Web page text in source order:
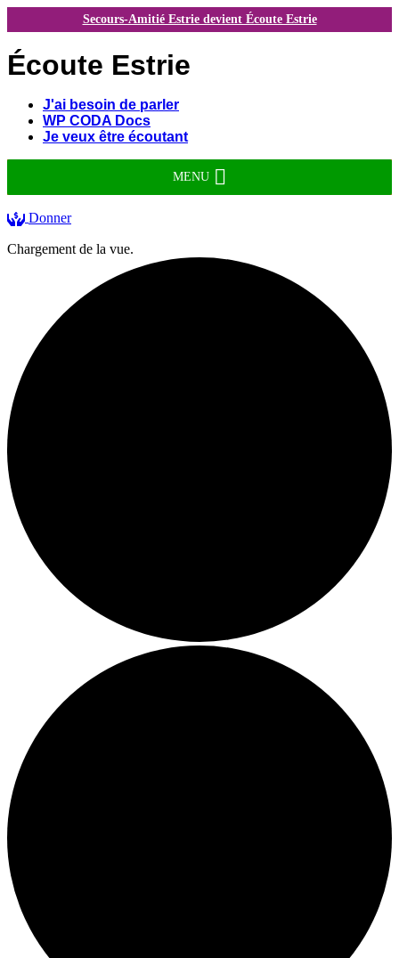
Secours-Amitié Estrie devient Écoute Estrie
Écoute Estrie
J'ai besoin de parler
WP CODA Docs
Je veux être écoutant
MENU
Donner
Chargement de la vue.